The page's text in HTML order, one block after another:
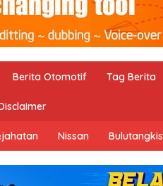
Berita Otomotif Tag Berita
Nissan Bulutangkis